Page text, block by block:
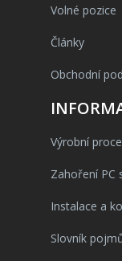
Volné pozice
Články
Obchodní
Výrobní
Zahoření PC
Instalace a
Slovník